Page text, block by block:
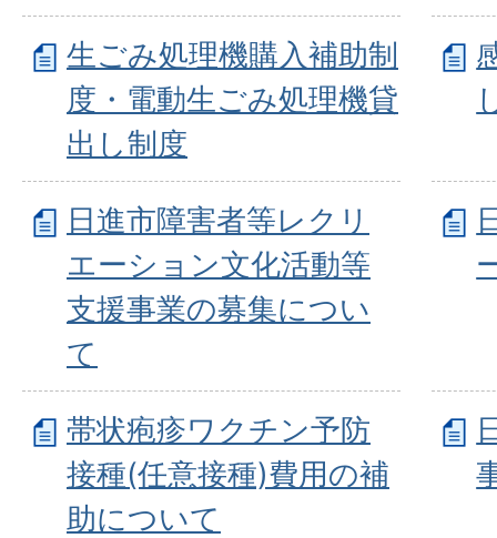
生ごみ処理機購入補助制
度・電動生ごみ処理機貸
出し制度
日進市障害者等レクリ
エーション文化活動等
支援事業の募集につい
て
帯状疱疹ワクチン予防
接種(任意接種)費用の補
助について